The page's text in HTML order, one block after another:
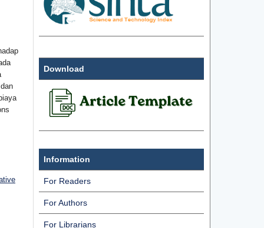
Download
Information
For Readers
For Authors
For Librarians